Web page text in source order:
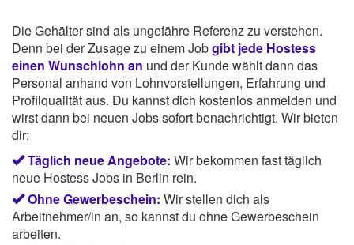
Die Gehälter sind als ungefähre Referenz zu verstehen.
Denn bei der Zusage zu einem Jobgibt jede Hostess
einen Wunschlohn an und der Kunde wählt dann das
Personal anhand von Lohnvorstellungen, Erfahrung und
Profilqualität aus. Du kannst dich kostenlos anmelden und
wirst dann bei neuen Jobs sofort benachrichtigt. Wir bieten
dir:
Täglich neue Angebote: Wir bekommen fast täglich
neue Hostess Jobs in Berlin rein.
Ohne Gewerbeschein: Wir stellen dich als
Arbeitnehmer/in an, so kannst du ohne Gewerbeschein
arbeiten.